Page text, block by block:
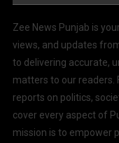
Zee News Punjab is
views, and updates
to delivering accurate,
matters to our readers.
reports on politics,
cover every aspect of
mission is to empower